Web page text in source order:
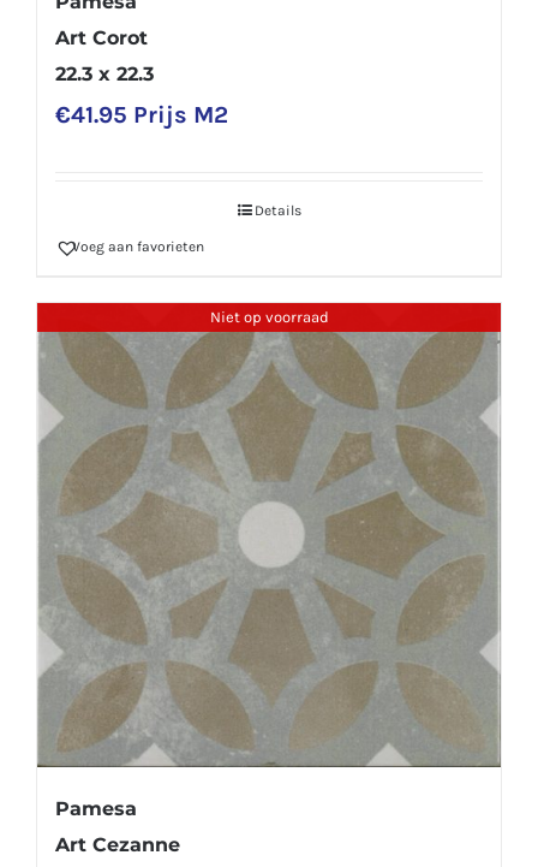
Art Corot
22.3 x 22.3
€41.95 Prijs M2
Details
Voeg aan favorieten
Niet op voorraad
Pamesa
Art Cezanne